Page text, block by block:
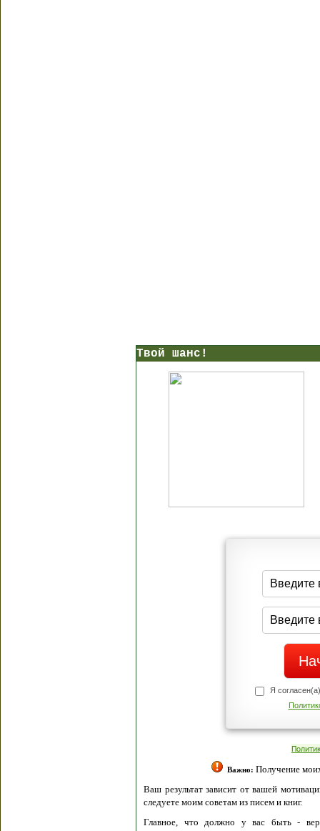
Твой шанс!
Я
Важно: Получение
Ваш результат зависит от вашей
следуете моим советам из писем и книг.
Главное, что должно у вас быть -